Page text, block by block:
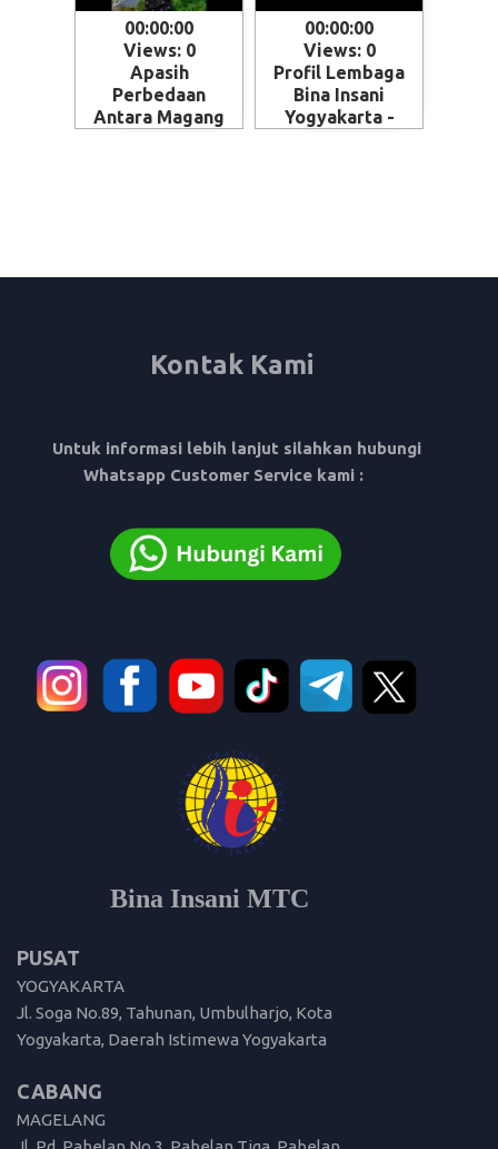
00:00:00
Views: 0
Apasih
Perbedaan
Antara Magang
00:00:00
Views: 0
Profil Lembaga
Bina Insani
Yogyakarta -
Kontak Kami
Untuk informasi lebih lanjut silahkan hubungi
Whatsapp Customer Service kami :
Bina Insani MTC
PUSAT
YOGYAKARTA
Jl. Soga No.89, Tahunan, Umbulharjo, Kota
Yogyakarta, Daerah Istimewa Yogyakarta
CABANG
MAGELANG